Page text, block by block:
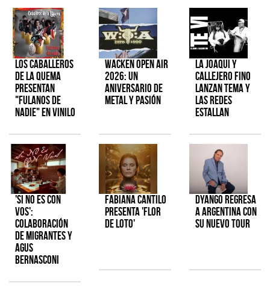
Los Caballeros
de la Quema
presentan
"Fulanos de
Nadie" en vinilo
Wacken Open Air
2026: Un
aniversario de
metal y pasión
La Joaqui y
Callejero Fino
lanzan tema y
las redes
estallan
'Si No Es Con
Vos':
colaboración
de Migrantes y
Agus
Bernasconi
Fabiana Cantilo
presenta 'Flor
de Loto'
Dyango regresa
a Argentina con
su nuevo tour